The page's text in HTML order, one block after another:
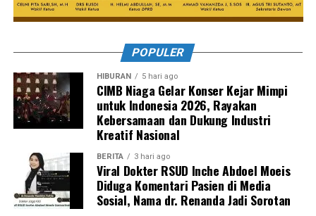
POPULER
HIBURAN 5 hari ago
CIMB Niaga Gelar Konser Kejar Mimpi
untuk Indonesia 2026, Rayakan
Kebersamaan dan Dukung Industri
Kreatif Nasional
BERITA 3 hari ago
Viral Dokter RSUD Inche Abdoel Moeis
Diduga Komentari Pasien di Media
Sosial, Nama dr. Renanda Jadi Sorotan